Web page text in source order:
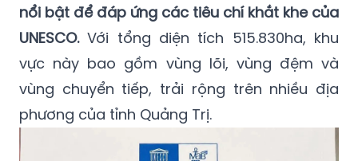
nổi bật để đáp ứng các tiêu chí khắt khe của
UNESCO.Với tổng diện tích 515.830ha, khu
vực này bao gồm vùng lõi, vùng đệm và
vùng chuyển tiếp, trải rộng trên nhiều địa
phương của tỉnh Quảng Trị.